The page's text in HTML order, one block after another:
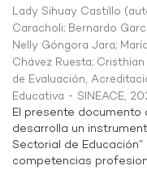
Lady Sihuay Castillo
Caracholi; Bernardo
Nelly Góngora Jara;
Chávez Ruesta;
de Evaluación,
Educativa - SINEACE,
El presente
desarrolla un
Sectorial de
competencias